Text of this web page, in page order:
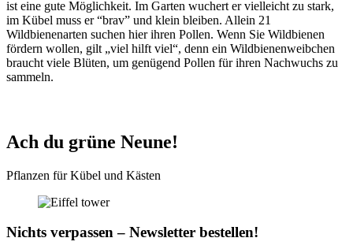
ist eine gute Möglichkeit. Im Garten wuchert er vielleicht zu stark,
im Kübel muss er “brav” und klein bleiben. Allein 21
Wildbienenarten suchen hier ihren Pollen. Wenn Sie Wildbienen
fördern wollen, gilt „viel hilft viel“, denn ein Wildbienenweibchen
braucht viele Blüten, um genügend Pollen für ihren Nachwuchs zu
sammeln.
Ach du grüne Neune!
Pflanzen für Kübel und Kästen
Nichts verpassen – Newsletter bestellen!